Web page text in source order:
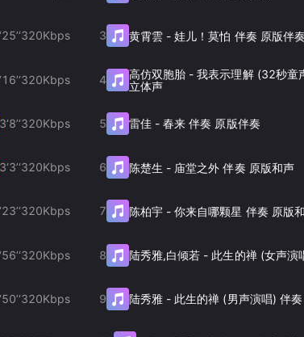
320Kbps
320Kbps
3‘8’‘320Kbps
3‘3’‘320Kbps
320Kbps
320Kbps
320Kbps
3 黄霄雲-娃儿！莫怕 伴奏 原版伴奏
4 高仿双胞胎 -我表示理解 (32秒童
立体声
5 雷佳- 春来 伴奏 原版伴奏
6 陈楚生 - 庙堂之外 伴奏 原版和声
7 陈柏宇-你来自哪颗星 伴奏 原版
8 陆秀雅,白倾若 -
9 陆秀雅- 此生的禅 (男声演唱) 伴